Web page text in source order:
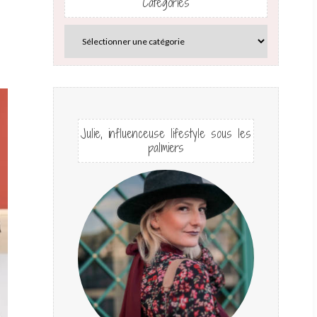
Julie, influenceuse lifestyle sous les
palmiers